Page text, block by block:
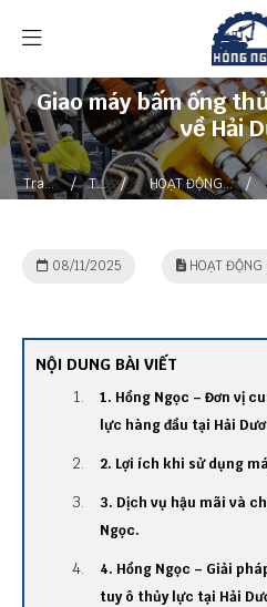
Giao máy bấm ống
về Hải
Trang / Tin / HOẠT ĐỘNG /
08/11/2025 HOẠT ĐỘNG
NỘI DUNG BÀI VIẾT
1. Hồng Ngọc – Đơn vị
lực hàng đầu tại Hải
2. Lợi ích khi sử dụng
3. Dịch vụ hậu mãi và
Ngọc.
4. Hồng Ngọc – Giải
tuy ô thủy lực tại Hải